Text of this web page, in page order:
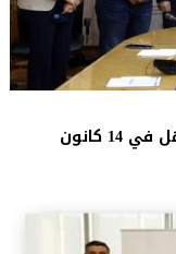
“المهندسين” تعلن انطلاق حملة فزعة اهل في 14 كانون